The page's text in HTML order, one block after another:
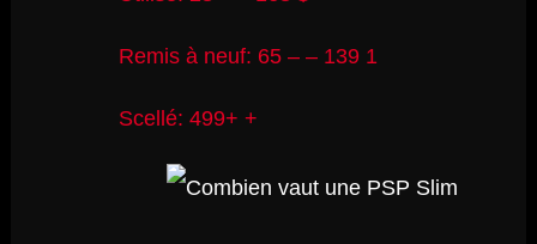
Remis à neuf: 65 – – 139 1
Scellé: 499+ +